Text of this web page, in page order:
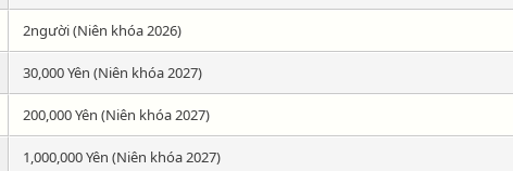
2người (Niên khóa 2026)
30,000 Yên (Niên khóa 2027)
200,000 Yên (Niên khóa 2027)
1,000,000 Yên (Niên khóa 2027)